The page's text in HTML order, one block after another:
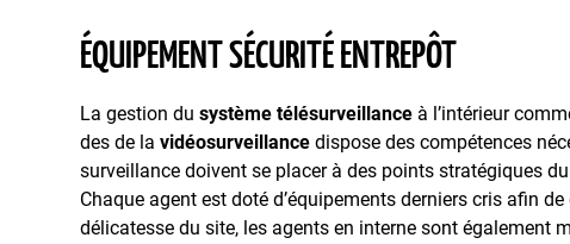
ÉQUIPEMENT SÉCURITÉ ENTREPÔT
La gestion dusystème télésurveillance à l’intérieur
des de lavidéosurveillance dispose des compétences
surveillance doivent se placer à des points stratégiques
Chaque agent est doté d’équipements derniers cris afin
délicatesse du site, les agents en interne sont également